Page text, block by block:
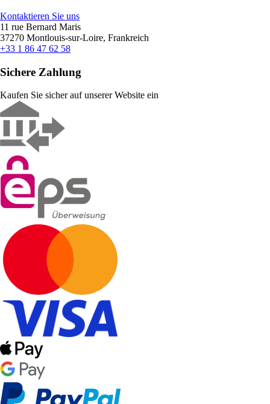
Kontaktieren Sie uns
11 rue Bernard Maris
37270 Montlouis-sur-Loire, Frankreich
+33 1 86 47 62 58
Sichere Zahlung
Kaufen Sie sicher auf unserer Website ein